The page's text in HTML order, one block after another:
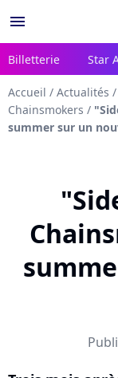
menu
Billetterie Star
Accueil / Actualités /
Chainsmokers /
summer sur un